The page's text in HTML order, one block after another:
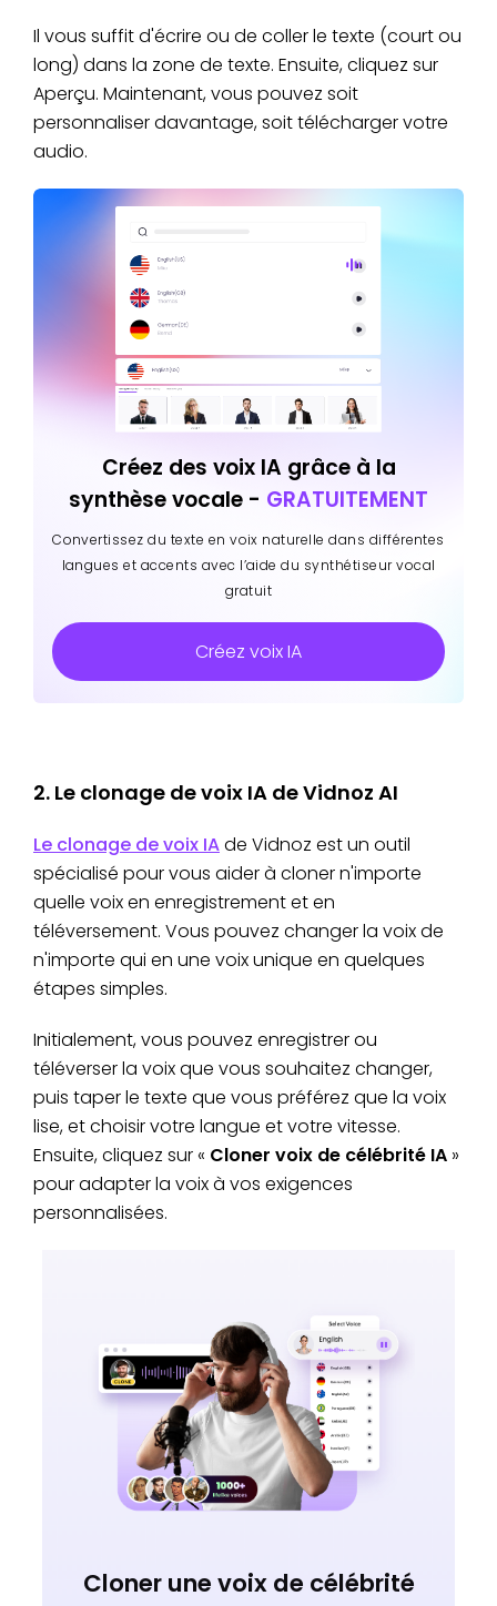
Il vous suffit d'écrire ou de coller le texte (court ou
long) dans la zone de texte. Ensuite, cliquez sur
Aperçu. Maintenant, vous pouvez soit
personnaliser davantage, soit télécharger votre
audio.
Créez des voix IA grâce à la
synthèse vocale - GRATUITEMENT
Convertissez du texte en voix naturelle dans différentes
langues et accents avec l’aide du synthétiseur vocal
gratuit
Créez voix IA
2. Le clonage de voix IA de Vidnoz AI
Le clonage de voix IAde Vidnoz est un outil
spécialisé pour vous aider à cloner n'importe
quelle voix en enregistrement et en
téléversement. Vous pouvez changer la voix de
n'importe qui en une voix unique en quelques
étapes simples.
Initialement, vous pouvez enregistrer ou
téléverser la voix que vous souhaitez changer,
puis taper le texte que vous préférez que la voix
lise, et choisir votre langue et votre vitesse.
Ensuite, cliquez sur « Cloner voix de célébrité IA »
pour adapter la voix à vos exigences
personnalisées.
Cloner une voix de célébrité